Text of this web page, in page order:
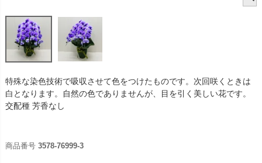
特殊な染色技術で吸収させて色をつけたものです。次回咲くときは
白となります。自然の色でありませんが、目を引く美しい花です。
交配種 芳香なし
商品番号 3578-76999-3